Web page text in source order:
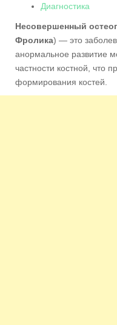
Диагностика
Несовершенный
Фролика) — это
анормальное развитие
частности костной, что
формирования костей.